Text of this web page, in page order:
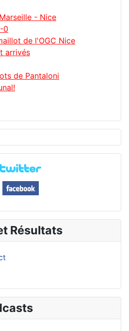
- Nice
0
de l'OGC Nice
arrivés
de Pantaloni
Résultats